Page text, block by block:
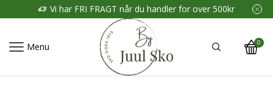
Vi har FRI FRAGT når du handler for over 500kr
Menu 0